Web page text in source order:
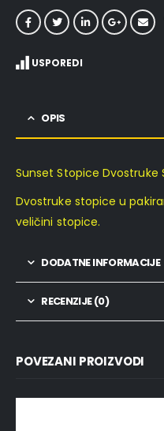
USPOREDI
OPIS
Sunset Stopice Dvostruke
Dvostruke stopice u
veličini stopice.
DODATNE INFORMACIJE
RECENZIJE (0)
POVEZANI PROIZVODI